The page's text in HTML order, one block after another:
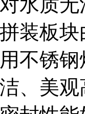
水质
装板
不锈
、美